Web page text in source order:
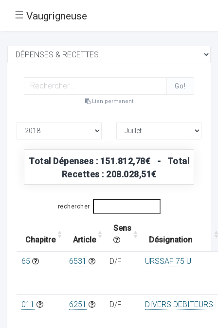
☰ Vaugrigneuse
Go!
Lien permanent
Total Dépenses : 151.812,78€ - Total
Recettes : 208.028,51€
rechercher
Chapitre Article
Sens
Désignation
65 6531 D/F URSSAF 75 U
011 6251 D/F DIVERS DEBITEURS